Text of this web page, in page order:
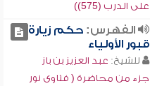
على الدرب (575))
الفهرس:حكم زيارة
قبور الأولياء
للشيخ: عبد العزيز بن باز
جزء من محاضرة ( فتاوى نور